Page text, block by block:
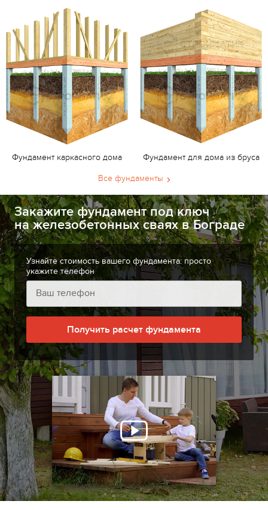
Фундамент каркасного дома Фундамент для дома из бруса
Все фундаменты
Закажите фундамент под ключ
на железобетонных сваях в Бограде
Узнайте стоимость вашего фундамента: просто
укажите телефон
Получить расчет фундамента